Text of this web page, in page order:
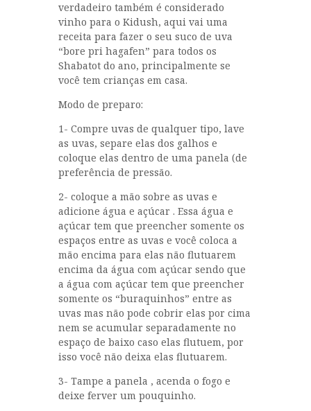
verdadeiro também é considerado
vinho para o Kidush, aqui vai uma
receita para fazer o seu suco de uva
“bore pri hagafen” para todos os
Shabatot do ano, principalmente se
você tem crianças em casa.
Modo de preparo:
1- Compre uvas de qualquer tipo, lave
as uvas, separe elas dos galhos e
coloque elas dentro de uma panela (de
preferência de pressão.
2- coloque a mão sobre as uvas e
adicione água e açúcar . Essa água e
açúcar tem que preencher somente os
espaços entre as uvas e você coloca a
mão encima para elas não flutuarem
encima da água com açúcar sendo que
a água com açúcar tem que preencher
somente os “buraquinhos” entre as
uvas mas não pode cobrir elas por cima
nem se acumular separadamente no
espaço de baixo caso elas flutuem, por
isso você não deixa elas flutuarem.
3- Tampe a panela , acenda o fogo e
deixe ferver um pouquinho.